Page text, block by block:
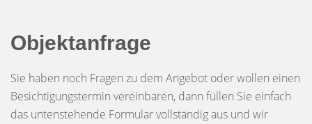
Objektanfrage
Sie haben noch Fragen zu dem Angebot oder wollen einen
Besichtigungstermin vereinbaren, dann füllen Sie einfach
das untenstehende Formular vollständig aus und wir